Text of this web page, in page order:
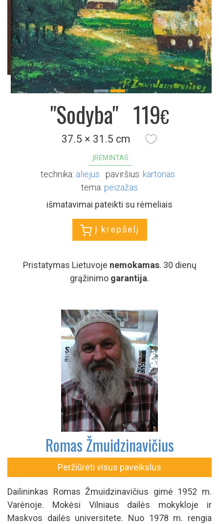
"Sodyba" 119€
37.5 × 31.5 cm
ĮRĖMINTAS
technika: aliejus paviršius: kartonas
tema: peizažas
išmatavimai pateikti su rėmeliais
Į krepšelį
Pristatymas Lietuvoje nemokamas. 30 dienų
grąžinimo garantija.
Romas Žmuidzinavičius
Peržiūrėti visus paveikslus
Dailininkas Romas Žmuidzinavičius gimė 1952 m.
Varėnoje. Mokėsi Vilniaus dailės mokykloje ir
Maskvos dailės universitete. Nuo 1978 m. rengia